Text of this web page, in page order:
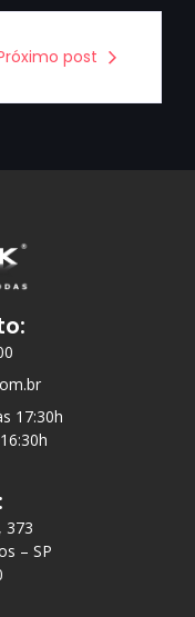
post
17:30h
373
– SP